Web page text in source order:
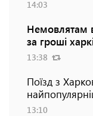
14:03
Немовлятам
за гроші
13:38
Поїзд з
13:10